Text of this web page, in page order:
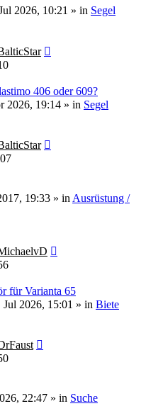
2026, 10:21 » in Segel
406 oder 609?
2026, 19:14 » in Segel
19:33 » in Ausrüstung /
für Varianta 65
Jul 2026, 15:01 » in Biete
22:47 » in Suche